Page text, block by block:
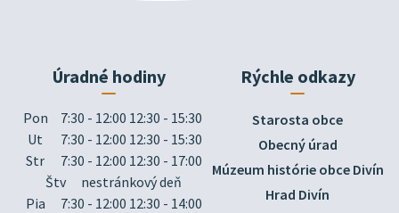
Úradné hodiny
Pon
7:30 - 12:00 12:30 - 15:30
Ut
7:30 - 12:00 12:30 - 15:30
Str
7:30 - 12:00 12:30 - 17:00
Štv
nestránkový deň
Pia
7:30 - 12:00 12:30 - 14:00
Rýchle odkazy
Starosta obce
Obecný úrad
Múzeum histórie obce Divín
Hrad Divín